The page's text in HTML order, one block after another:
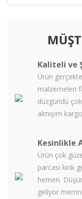
Kaliteli ve
Ürün
malzemeleri
düzgündü
almışım
.
Kesinlikle
Ürün çok
parcası kırık
hemen.
geliyor